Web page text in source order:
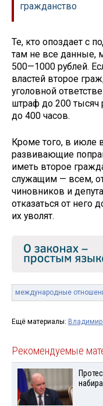
гражданство
Те, кто опоздает с
там не все данные,
500—1000 рублей.
властей второе
уголовной
штраф до 200 тысяч
до 400 часов.
Кроме того, в июле
развивающие
иметь второе
служащим — всем,
чиновников и
отказаться от него
их уволят.
международные
Ещё материалы: Владимир
Рекомендуемые